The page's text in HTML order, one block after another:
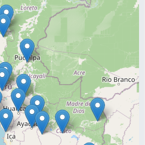
: (68.3 ± 3.4 %), (41.2 ± 2.6
%), (34.6 ± 2.4 cm), TIPO 4
: (71.5 ± 3.9 %),
%), (39.4 ± 1.6 %), (34.8 ± 2.6
: (67.2 ± 3.0 %), (41.8 ± 1.7
%), (39.7 ± 1.3
1.5 cm). Se encontró semejanza